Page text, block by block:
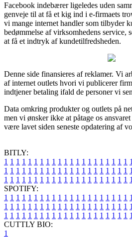
Facebook indebærer ligeledes uden
genveje til at få et kig ind i e-firmaets
vi mange internet handler som tilbyder
bedømmelse af virksomhedens service,
at få et indtryk af kundetilfredsheden.
Denne side finansieres af reklamer. Vi
af internet outlets hvori vi publicerer
indtjener betaling ifald de personer vi
Data omkring produkter og outlets på
men vi ønsker ikke at påtage os
være lavet siden seneste opdatering af
BITLY:
1 1 1 1 1 1 1 1 1 1 1 1 1 1 1 1 1 1 1 1 1 1
1 1 1 1 1 1 1 1 1 1 1 1 1 1 1 1 1 1 1 1 1 1
1 1 1 1 1 1 1 1 1 1 1 1 1 1 1 1 1 1 1 1 1 1
SPOTIFY:
1 1 1 1 1 1 1 1 1 1 1 1 1 1 1 1 1 1 1 1 1 1
1 1 1 1 1 1 1 1 1 1 1 1 1 1 1 1 1 1 1 1 1 1
1 1 1 1 1 1 1 1 1 1 1 1 1 1 1 1 1 1 1 1 1 1
CUTTLY BIO:
1